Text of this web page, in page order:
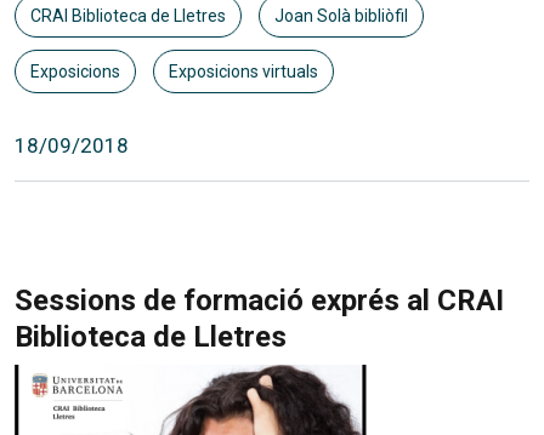
CRAI Biblioteca de Lletres Joan Solà bibliòfil
Exposicions Exposicions virtuals
18/09/2018
Sessions de formació exprés al CRAI
Biblioteca de Lletres